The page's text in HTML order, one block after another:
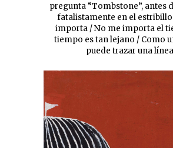
pregunta “Tombstone”, antes
fatalistamente en el
importa / No me importa el
tiempo es tan lejano / Como
puede trazar una